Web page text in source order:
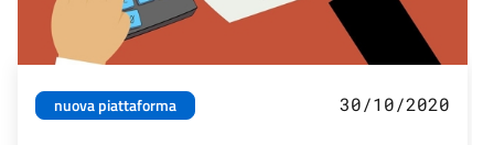
nuova piattaforma 30/10/2020